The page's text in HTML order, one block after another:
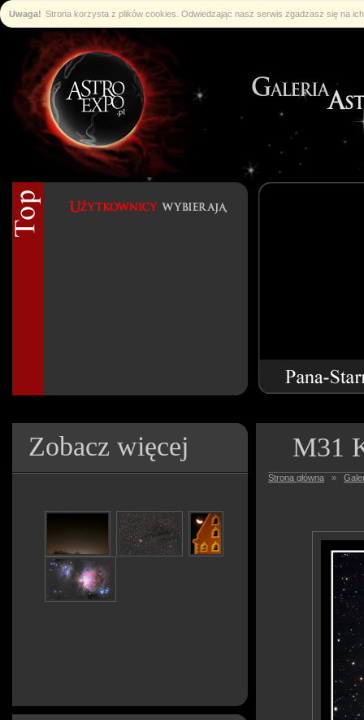
Uwaga! Strona korzysta z plików cookies. Odwiedzając nasz serwis zgadzasz się na
Zobacz więcej M31
Strona główna »